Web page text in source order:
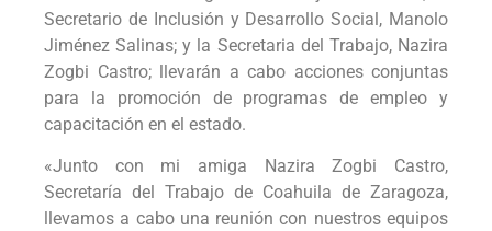
Secretario de Inclusión y Desarrollo Social, Manolo
Jiménez Salinas; y la Secretaria del Trabajo, Nazira
Zogbi Castro; llevarán a cabo acciones conjuntas
para la promoción de programas de empleo y
capacitación en el estado.
«Junto con mi amiga Nazira Zogbi Castro,
Secretaría del Trabajo de Coahuila de Zaragoza,
llevamos a cabo una reunión con nuestros equipos